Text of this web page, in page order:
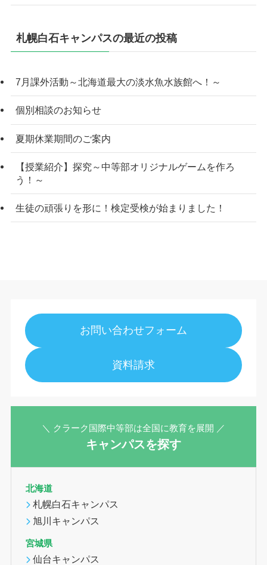
札幌白石キャンパスの最近の投稿
7月課外活動～北海道最大の淡水魚水族館へ！～
個別相談のお知らせ
夏期休業期間のご案内
【授業紹介】探究～中等部オリジナルゲームを作ろ
う！～
生徒の頑張りを形に！検定受検が始まりました！
お問い合わせフォーム
資料請求
＼ クラーク国際中等部は全国に教育を展開 ／
キャンパスを探す
北海道
札幌白石キャンパス
旭川キャンパス
宮城県
仙台キャンパス